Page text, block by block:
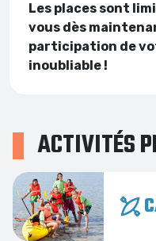
Les places sont
vous dès
participation de
inoubliable !
ACTIVITÉS